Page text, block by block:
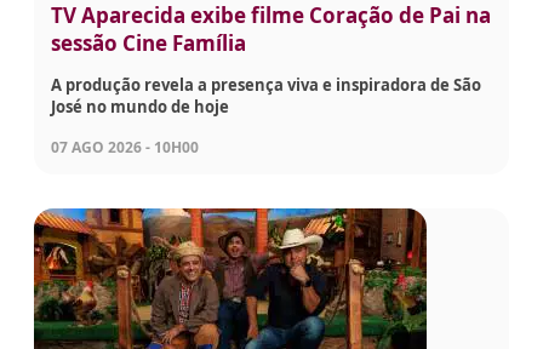
TV Aparecida exibe filme Coração de Pai na
sessão Cine Família
A produção revela a presença viva e inspiradora de São
José no mundo de hoje
07 AGO 2026 - 10H00